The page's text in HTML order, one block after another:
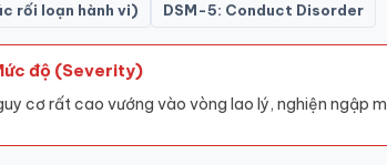
rối loạn hành vi) DSM-5: Conduct Disorder
độ (Severity)
cơ rất cao vướng vào vòng lao lý, nghiện ngập